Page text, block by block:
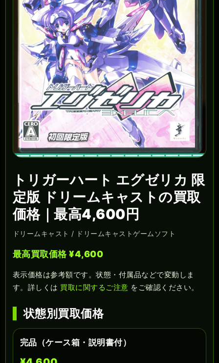
トリガーハート エグゼリカ 限
定版 ドリームキャストの買取
価格｜最高4,600円
ドリームキャスト / ドリームキャストゲームソフト
最高買取価格 ¥4,600
表示価格は参考額です。状態・付属品などで変動しま
す。詳しくは 買取に関するご注意 をご確認ください。
状態別買取価格
完品（ケース箱・説明書付）